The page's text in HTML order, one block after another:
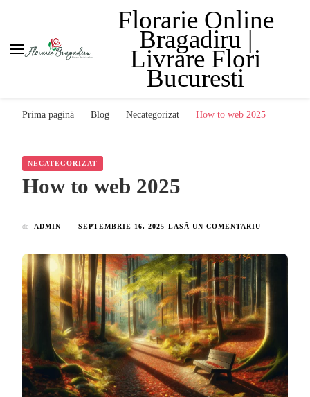
Florarie Online
Bragadiru |
Livrare Flori
Bucuresti
Prima pagină Blog Necategorizat How to web 2025
NECATEGORIZAT
How to web 2025
de ADMIN SEPTEMBRIE 16, 2025 LASĂ UN COMENTARIU
2025